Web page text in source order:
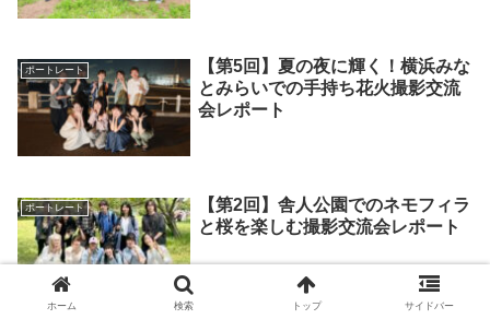
ポートレート
【第5回】夏の夜に輝く！横浜みな
とみらいでの手持ち花火撮影交流
会レポート
ポートレート
【第2回】舎人公園でのネモフィラ
と桜を楽しむ撮影交流会レポート
ホーム 検索 トップ サイドバー